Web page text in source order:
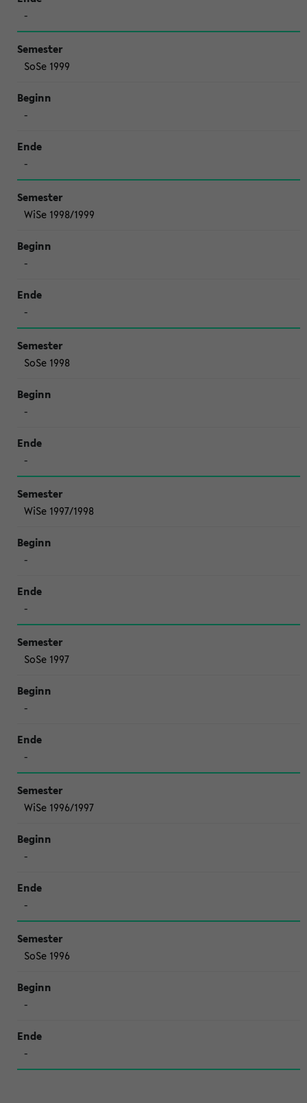
-
SoSe 1999
-
-
WiSe 1998/1999
-
-
SoSe 1998
-
-
WiSe 1997/1998
-
-
SoSe 1997
-
-
WiSe 1996/1997
-
-
SoSe 1996
-
-